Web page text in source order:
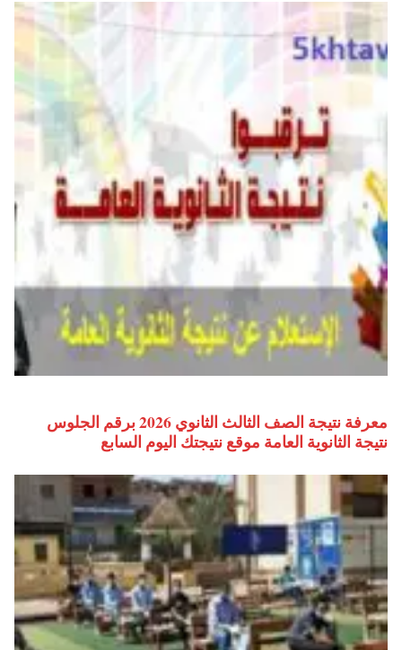
معرفة نتيجة الصف الثالث الثانوي 2026 برقم الجلوس
نتيجة الثانوية العامة موقع نتيجتك اليوم السابع